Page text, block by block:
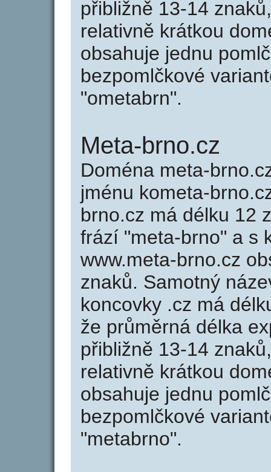
přibližně 13-14
relativně krátkou
obsahuje jednu
bezpomlčkové
"ometabrn".
Meta-brno.cz
Doména meta-
jménu kometa-
brno.cz má délku 12
frází "meta-brno" a s
www.meta-brno.cz
znaků. Samotný
koncovky .cz má
že průměrná délka
přibližně 13-14
relativně krátkou
obsahuje jednu
bezpomlčkové
"metabrno".